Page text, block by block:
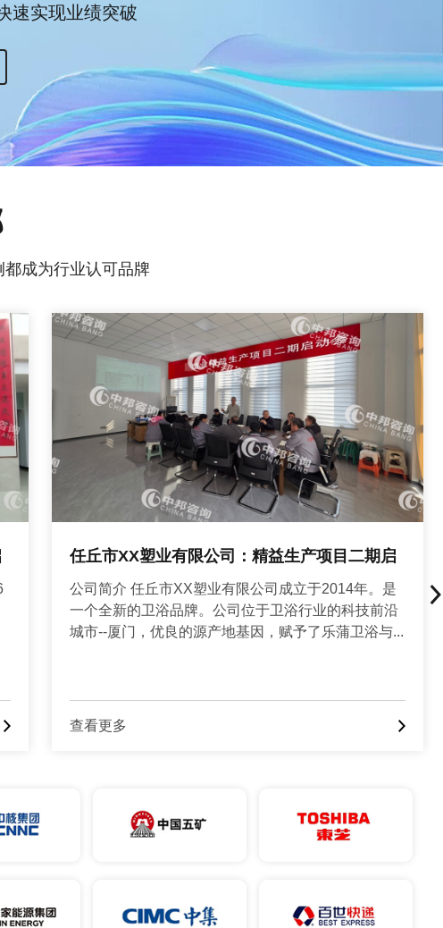
速实现业绩突破
成为行业认可品牌
XX（中国）热水器有限公司：FMEA培训大会
公司简介 XX（中国）热水器有限公司致力于中央供
热及热水器研发、制造与销售，集团成立以来一直
以“为用户提供的热水解决方案”为发展目标，产品涵
查看更多